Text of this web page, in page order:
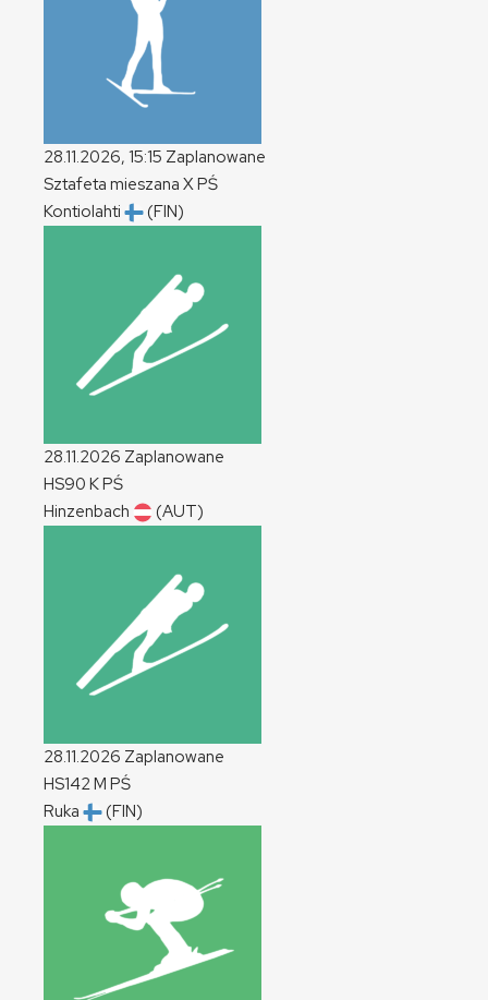
28.11.2026, 15:15 Zaplanowane
Sztafeta mieszana XPŚ
Kontiolahti
(FIN)
28.11.2026 Zaplanowane
HS90 KPŚ
Hinzenbach
(AUT)
28.11.2026 Zaplanowane
HS142M PŚ
Ruka
(FIN)